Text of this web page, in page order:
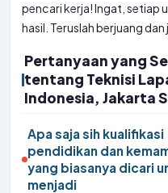
pencari kerja! Ingat, setiap
hasil. Teruslah berjuang
Pertanyaan yang
tentang Teknisi
Indonesia, Jakarta
Apa saja sih kualifikasi
pendidikan dan
yang biasanya dicari
menjadi